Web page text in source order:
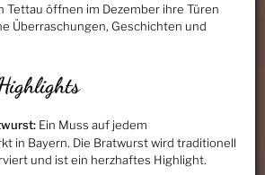
Tettau öffnen im Dezember ihre Türen
Überraschungen, Geschichten und
Ein Muss auf jedem
in Bayern. Die Bratwurst wird traditionell
und ist ein herzhaftes Highlight.